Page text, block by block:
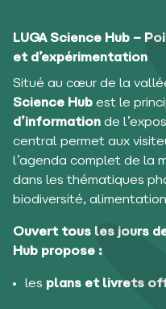
LUGA Science Hub –
et d’expérimentation
Situé au cœur de la
Science Hub est le
d’information de
central permet aux
l’agenda complet de la
dans les thématiques
biodiversité,
Ouvert tous les jours
Hub propose :
les plans et livrets